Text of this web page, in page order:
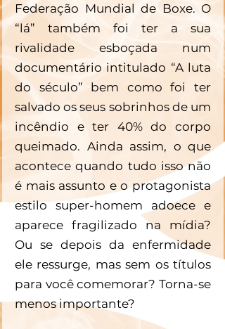
Federação Mundial de Boxe. O
“lá” também foi ter a sua
rivalidade esboçada num
documentário intitulado “A luta
do século” bem como foi ter
salvado os seus sobrinhos de um
incêndio e ter 40% do corpo
queimado. Ainda assim, o que
acontece quando tudo isso não
é mais assunto e o protagonista
estilo super-homem adoece e
aparece fragilizado na mídia?
Ou se depois da enfermidade
ele ressurge, mas sem os títulos
para você comemorar? Torna-se
menos importante?